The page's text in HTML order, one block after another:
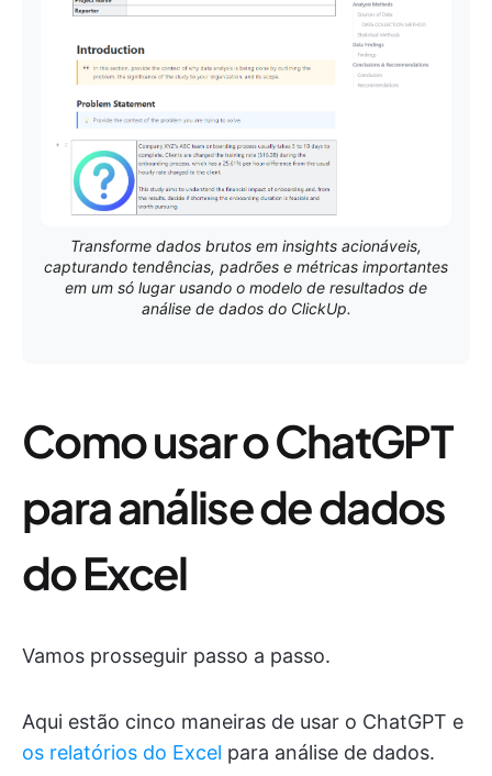
Transforme dados brutos em insights acionáveis,
capturando tendências, padrões e métricas importantes
em um só lugar usando o modelo de resultados de
análise de dados do ClickUp.
Como usar o ChatGPT
para análise de dados
do Excel
Vamos prosseguir passo a passo.
Aqui estão cinco maneiras de usar o ChatGPT e
os relatórios do Excel para análise de dados.